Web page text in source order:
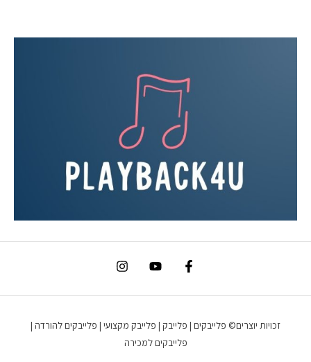
זכויות יוצרים© פלייבקים | פלייבק | פלייבק מקצועי | פלייבקים להורדה |
פלייבקים למכירה